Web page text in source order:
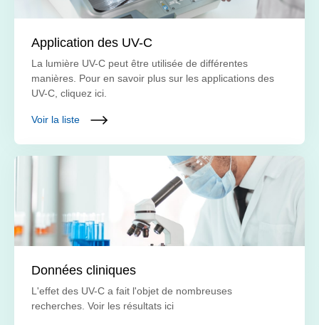
Application des UV-C
La lumière UV-C peut être utilisée de différentes
manières. Pour en savoir plus sur les applications des
UV-C, cliquez ici.
Voir la liste
Données cliniques
L'effet des UV-C a fait l'objet de nombreuses
recherches. Voir les résultats ici